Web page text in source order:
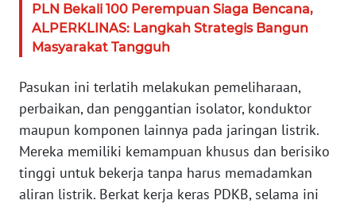
PLN Bekali 100 Perempuan Siaga Bencana,
ALPERKLINAS: Langkah Strategis Bangun
Masyarakat Tangguh
Pasukan ini terlatih melakukan pemeliharaan,
perbaikan, dan penggantian isolator, konduktor
maupun komponen lainnya pada jaringan listrik.
Mereka memiliki kemampuan khusus dan berisiko
tinggi untuk bekerja tanpa harus memadamkan
aliran listrik. Berkat kerja keras PDKB, selama ini
WN
JAKARTA
JABAR
WN
BANTEN
WN